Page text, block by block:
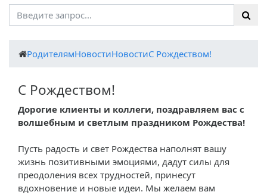
РодителямНовостиНовостиС Рождеством!
С Рождеством!
Дорогие клиенты и коллеги, поздравляем вас с
волшебным и светлым праздником Рождества!
Пусть радость и свет Рождества наполнят вашу
жизнь позитивными эмоциями, дадут силы для
преодоления всех трудностей, принесут
вдохновение и новые идеи. Мы желаем вам